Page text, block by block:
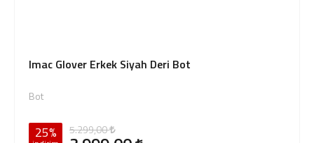
Imac Glover Erkek Siyah Deri Bot
Bot
25% 5.299,00